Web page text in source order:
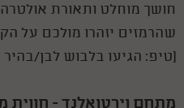
חושך מוחלט ותאורת
שהרמזים יזהרו מולכם על
(טיפ: הגיעו בלבוש לבן/
מתחם וירטואלנד - חווית